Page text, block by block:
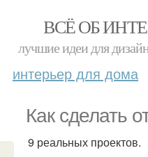
ВСЁ ОБ
лучшие идеи для
интерьер для дома
Как сделать
9 реальных проектов.